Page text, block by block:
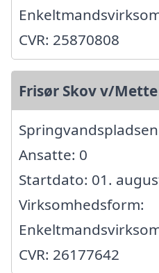
CVR: 25870808
Frisør Skov v/Mette
Ansatte: 0
Startdato: 01.
Virksomhedsform:
CVR: 26177642